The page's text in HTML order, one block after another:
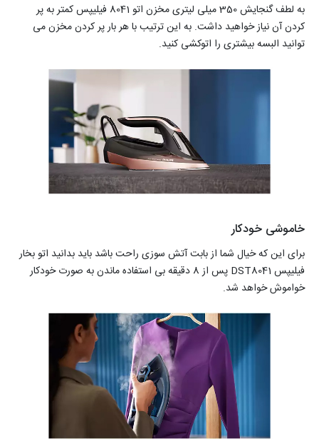
به لطف گنجایش 350 میلی لیتری مخزن اتو 8041 فیلیپس کمتر به پر
کردن آن نیاز خواهید داشت. به این ترتیب با هر بار پر کردن مخزن می
توانید البسه بیشتری را اتوکشی کنید.
خاموشی خودکار
برای این که خیال شما از بابت آتش سوزی راحت باشد باید بدانید اتو بخار
فیلیپس DST8041 پس از 8 دقیقه بی استفاده ماندن به صورت خودکار
خواموش خواهد شد.